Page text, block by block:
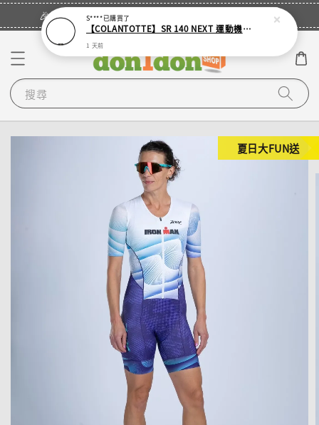
🎉登入會員・領取您的專屬折扣券！
搜尋
夏日大FUN送
S****已購買了
【COLANTOTTE】SR 140 NEXT 運動機能磁石項圈
1 天前